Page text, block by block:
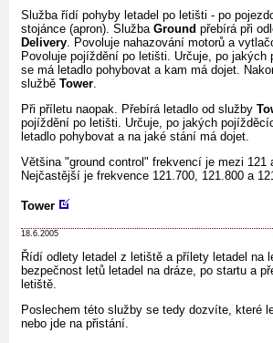
Služba řídí pohyby letadel po letišti - po
stojánce (apron). Služba Ground přebírá při
Delivery. Povoluje nahazování motorů a
Povoluje pojíždění po letišti. Určuje, po jakých
se má letadlo pohybovat a kam má dojet.
službě Tower.
Při příletu naopak. Přebírá letadlo od služby
pojíždění po letišti. Určuje, po jakých
letadlo pohybovat a na jaké stání má dojet.
Většina "ground control" frekvencí je mezi 121
Nejčastější je frekvence 121.700, 121.800 a
Tower
18.6.2005
Řídí odlety letadel z letiště a přílety letadel na
bezpečnost letů letadel na dráze, po startu a
letiště.
Poslechem této služby se tedy dozvíte, které
nebo jde na přistání.